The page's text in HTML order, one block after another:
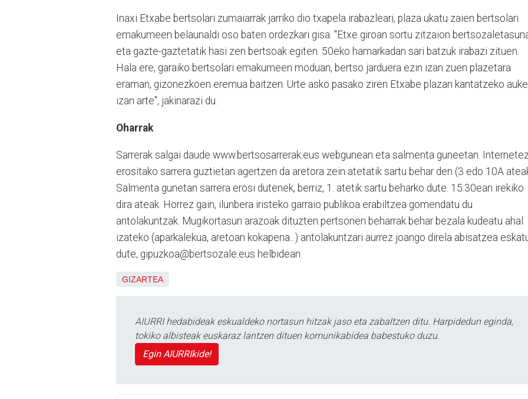
Inaxi Etxabe bertsolari zumaiarrak jarriko dio txapela irabazleari, plaza ukatu zaien bertsolari
emakumeen belaunaldi oso baten ordezkari gisa. "Etxe giroan sortu zitzaion
eta gazte-gaztetatik hasi zen bertsoak egiten. 50eko hamarkadan sari batzuk irabazi zituen.
Hala ere, garaiko bertsolari emakumeen moduan, bertso jarduera ezin izan zuen plazetara
eraman, gizonezkoen eremua baitzen. Urte asko pasako ziren Etxabe plazan kantatzeko
izan arte", jakinarazi du.
Oharrak
Sarrerak salgai daude www.bertsosarrerak.eus webgunean eta salmenta guneetan. Internetez
erositako sarrera guztietan agertzen da aretora zein atetatik sartu behar den (3 edo 10A
Salmenta gunetan sarrera erosi dutenek, berriz, 1. atetik sartu beharko dute. 15:30ean irekiko
dira ateak. Horrez gain, ilunbera iristeko garraio publikoa erabiltzea gomendatu du
antolakuntzak. Mugikortasun arazoak dituzten pertsonen beharrak behar bezala kudeatu ahal
izateko (aparkalekua, aretoan kokapena...) antolakuntzari aurrez joango direla abisatzea
dute, gipuzkoa@bertsozale.eus helbidean.
GIZARTEA
AIURRI hedabideak eskualdeko nortasun hitzak jaso eta zabaltzen ditu. Harpidedun eginda,
tokiko albisteak euskaraz lantzen dituen komunikabidea babestuko duzu.
Egin AIURRIkide!